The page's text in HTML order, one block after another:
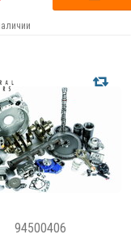
94500406